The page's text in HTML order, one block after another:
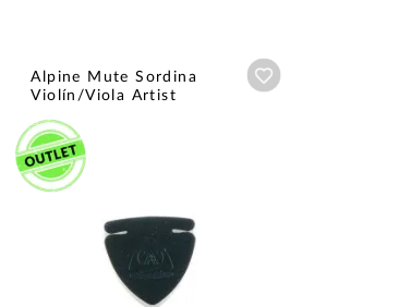
Añadir a wishlist
Alpine Mute Sordina
Violín/Viola Artist